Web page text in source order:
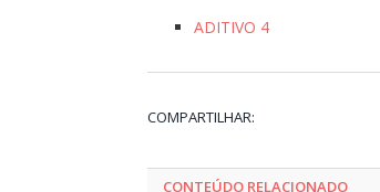
ADITIVO 4
COMPARTILHAR:
CONTEÚDO RELACIONADO